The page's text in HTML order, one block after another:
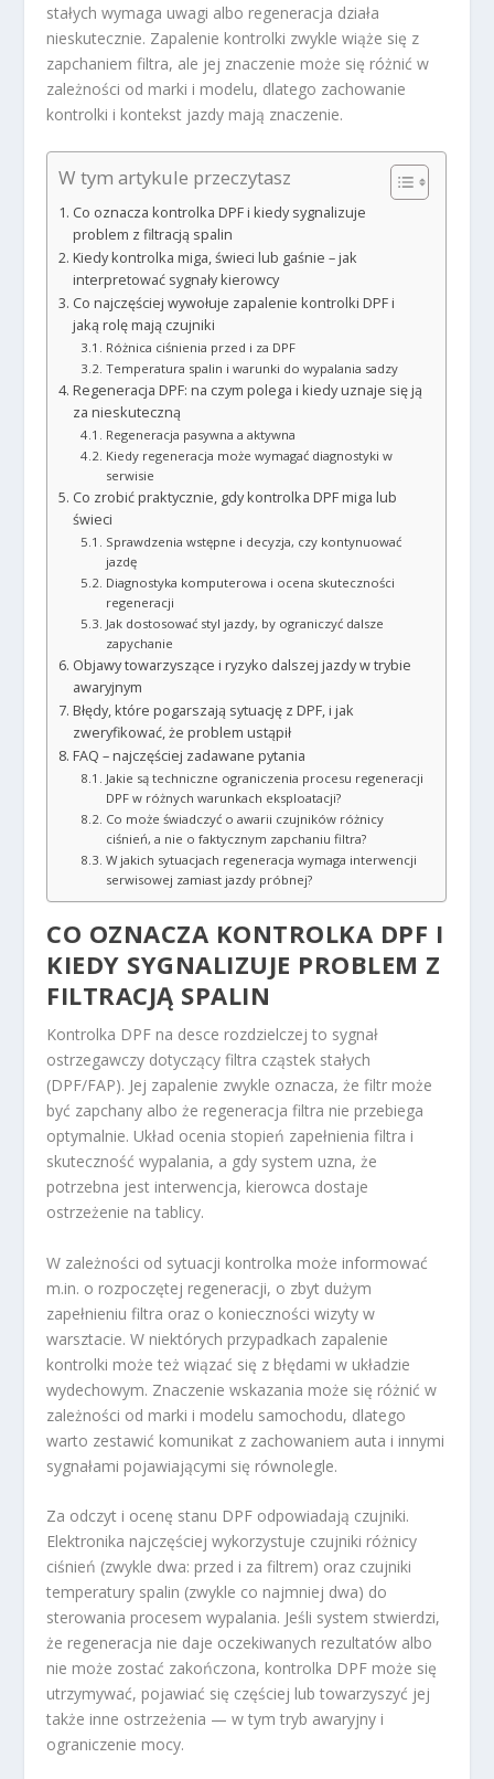
stałych wymaga uwagi albo regeneracja działa
nieskutecznie. Zapalenie kontrolki zwykle wiąże się z
zapchaniem filtra, ale jej znaczenie może się różnić w
zależności od marki i modelu, dlatego zachowanie
kontrolki i kontekst jazdy mają znaczenie.
W tym artykule przeczytasz
Co oznacza kontrolka DPF i kiedy sygnalizuje
problem z filtracją spalin
Kiedy kontrolka miga, świeci lub gaśnie – jak
interpretować sygnały kierowcy
Co najczęściej wywołuje zapalenie kontrolki DPF i
jaką rolę mają czujniki
Różnica ciśnienia przed i za DPF
Temperatura spalin i warunki do wypalania sadzy
Regeneracja DPF: na czym polega i kiedy uznaje się ją
za nieskuteczną
Regeneracja pasywna a aktywna
Kiedy regeneracja może wymagać diagnostyki w
serwisie
Co zrobić praktycznie, gdy kontrolka DPF miga lub
świeci
Sprawdzenia wstępne i decyzja, czy kontynuować
jazdę
Diagnostyka komputerowa i ocena skuteczności
regeneracji
Jak dostosować styl jazdy, by ograniczyć dalsze
zapychanie
Objawy towarzyszące i ryzyko dalszej jazdy w trybie
awaryjnym
Błędy, które pogarszają sytuację z DPF, i jak
zweryfikować, że problem ustąpił
FAQ – najczęściej zadawane pytania
Jakie są techniczne ograniczenia procesu regeneracji
DPF w różnych warunkach eksploatacji?
Co może świadczyć o awarii czujników różnicy
ciśnień, a nie o faktycznym zapchaniu filtra?
W jakich sytuacjach regeneracja wymaga interwencji
serwisowej zamiast jazdy próbnej?
CO OZNACZA KONTROLKA DPF I
KIEDY SYGNALIZUJE PROBLEM Z
FILTRACJĄ SPALIN
Kontrolka DPF na desce rozdzielczej to sygnał
ostrzegawczy dotyczący filtra cząstek stałych
(DPF/FAP). Jej zapalenie zwykle oznacza, że filtr może
być zapchany albo że regeneracja filtra nie przebiega
optymalnie. Układ ocenia stopień zapełnienia filtra i
skuteczność wypalania, a gdy system uzna, że
potrzebna jest interwencja, kierowca dostaje
ostrzeżenie na tablicy.
W zależności od sytuacji kontrolka może informować
m.in. o rozpoczętej regeneracji, o zbyt dużym
zapełnieniu filtra oraz o konieczności wizyty w
warsztacie. W niektórych przypadkach zapalenie
kontrolki może też wiązać się z błędami w układzie
wydechowym. Znaczenie wskazania może się różnić w
zależności od marki i modelu samochodu, dlatego
warto zestawić komunikat z zachowaniem auta i innymi
sygnałami pojawiającymi się równolegle.
Za odczyt i ocenę stanu DPF odpowiadają czujniki.
Elektronika najczęściej wykorzystuje czujniki różnicy
ciśnień (zwykle dwa: przed i za filtrem) oraz czujniki
temperatury spalin (zwykle co najmniej dwa) do
sterowania procesem wypalania. Jeśli system stwierdzi,
że regeneracja nie daje oczekiwanych rezultatów albo
nie może zostać zakończona, kontrolka DPF może się
utrzymywać, pojawiać się częściej lub towarzyszyć jej
także inne ostrzeżenia — w tym tryb awaryjny i
ograniczenie mocy.